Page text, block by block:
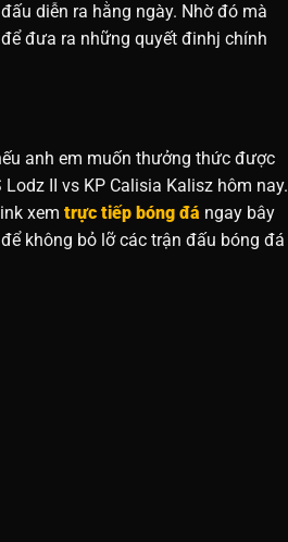
diễn ra hằng ngày. Nhờ đó mà
đưa ra những quyết đinhj chính
anh em muốn thưởng thức được
II vs KP Calisia Kalisz hôm nay.
xem trực tiếp bóng đá ngay bây
không bỏ lỡ các trận đấu bóng đá